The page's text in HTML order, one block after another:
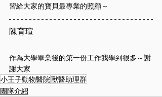
習給大家的寶貝最專業的照顧～
陳育瑄
作為大學畢業後的第一份工作我學到很多～謝
謝大家
小王子動物醫院獸醫助理群
團隊介紹